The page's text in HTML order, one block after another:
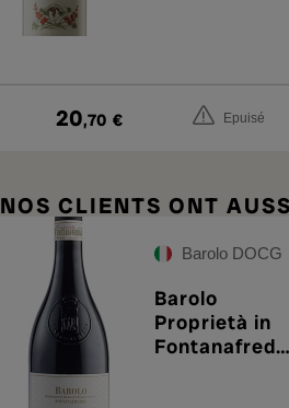
20,70 € Epuisé
NOS CLIENTS ONT
Barolo DOCG
Barolo
Proprietà in
Fontanafredd